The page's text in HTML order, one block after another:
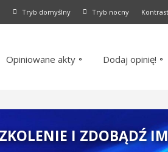
Tryb domyślny Tryb nocny Kontrast
Opiniowane akty Dodaj opinię!
I ZDOBĄDŹ